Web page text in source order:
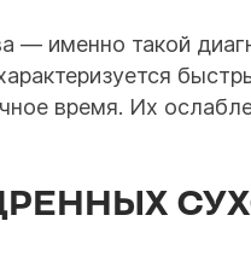
— именно такой
время. Их